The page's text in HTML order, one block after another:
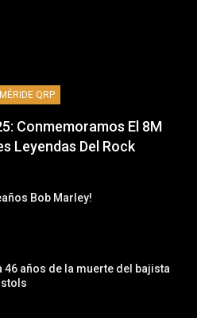
QRP
Conmemoramos El 8M
Leyendas Del Rock
Bob Marley!
46 años de la muerte del bajista